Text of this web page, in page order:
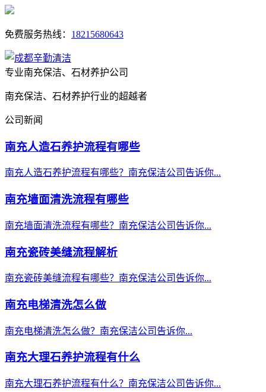
免费服务热线： 18215680643
专业南充保洁、石材养护公司
南充保洁、石材养护行业的超越者
公司新闻
南充人造石养护流程有哪些
南充人造石养护流程有哪些？南充保洁公司告诉你...
南充墙面清洗流程有哪些
南充墙面清洗流程有哪些？南充保洁公司告诉你...
南充瓷砖美缝流程解析
南充瓷砖美缝流程有哪些？南充保洁公司告诉你...
南充电梯清洗怎么做
南充电梯清洗怎么做？南充保洁公司告诉你...
南充大理石养护流程有什么
南充大理石养护流程有什么？南充保洁公司告诉你...